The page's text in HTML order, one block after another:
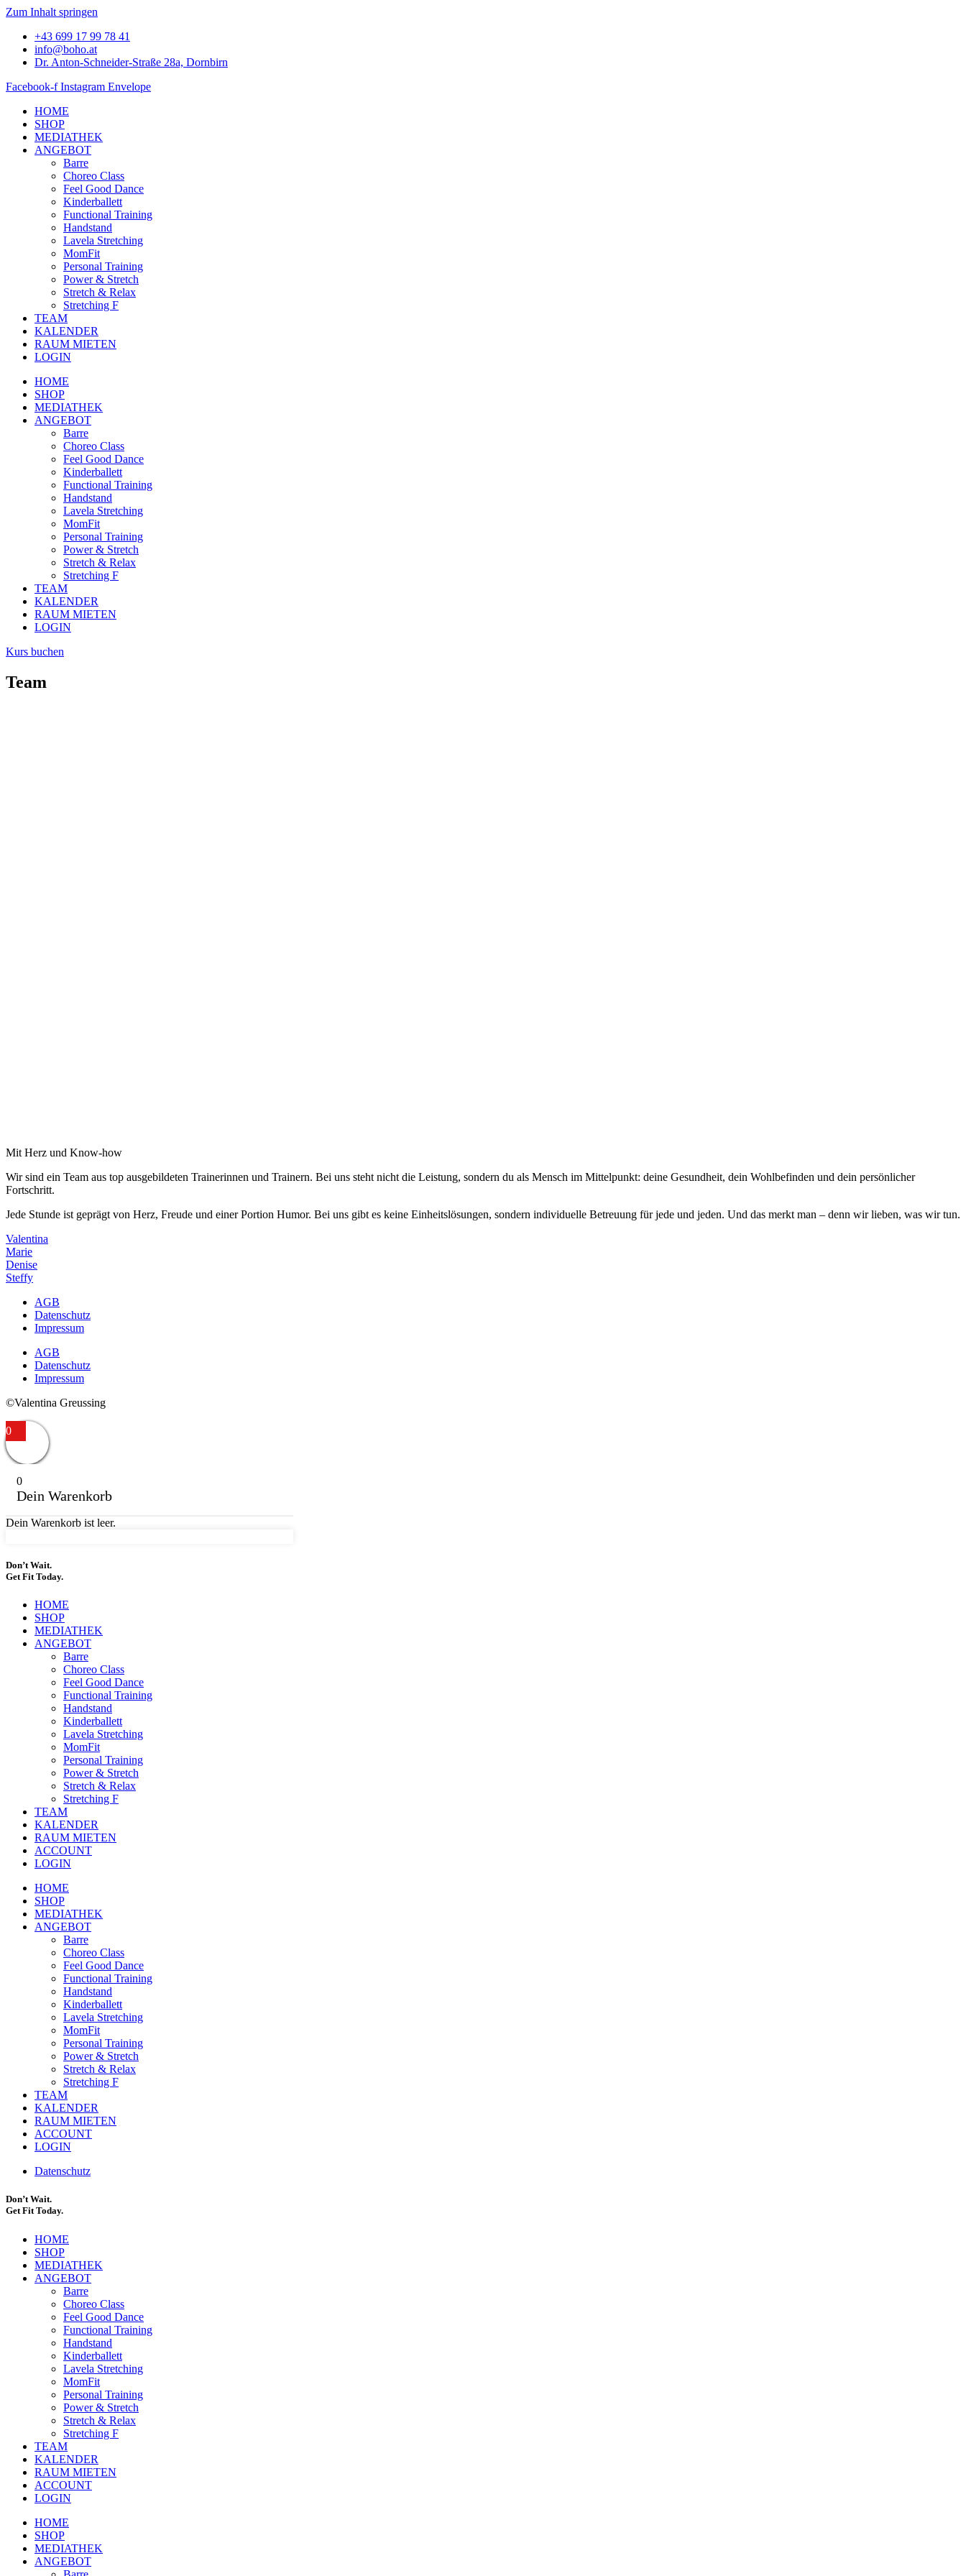
Zum Inhalt springen
+43 699 17 99 78 41
info@boho.at
Dr. Anton-Schneider-Straße 28a, Dornbirn
Facebook-f Instagram Envelope
HOME
SHOP
MEDIATHEK
ANGEBOT
Barre
Choreo Class
Feel Good Dance
Kinderballett
Functional Training
Handstand
Lavela Stretching
MomFit
Personal Training
Power & Stretch
Stretch & Relax
Stretching F
TEAM
KALENDER
RAUM MIETEN
LOGIN
HOME
SHOP
MEDIATHEK
ANGEBOT
Barre
Choreo Class
Feel Good Dance
Kinderballett
Functional Training
Handstand
Lavela Stretching
MomFit
Personal Training
Power & Stretch
Stretch & Relax
Stretching F
TEAM
KALENDER
RAUM MIETEN
LOGIN
Kurs buchen
Team
Mit Herz und Know-how
Wir sind ein Team aus top ausgebildeten Trainerinnen und Trainern. Bei uns steht nicht die Leistung, sondern du als Mensch im Mittelpunkt: deine Gesundheit, dein Wohlbefinden und dein persönlicher
Fortschritt.
Jede Stunde ist geprägt von Herz, Freude und einer Portion Humor. Bei uns gibt es keine Einheitslösungen, sondern individuelle Betreuung für jede und jeden. Und das merkt man – denn wir lieben, was wir tun.
Valentina
Marie
Denise
Steffy
AGB
Datenschutz
Impressum
AGB
Datenschutz
Impressum
©Valentina Greussing
0
0
Dein Warenkorb
Dein Warenkorb ist leer.
Don’t Wait.
Get Fit Today.
HOME
SHOP
MEDIATHEK
ANGEBOT
Barre
Choreo Class
Feel Good Dance
Functional Training
Handstand
Kinderballett
Lavela Stretching
MomFit
Personal Training
Power & Stretch
Stretch & Relax
Stretching F
TEAM
KALENDER
RAUM MIETEN
ACCOUNT
LOGIN
HOME
SHOP
MEDIATHEK
ANGEBOT
Barre
Choreo Class
Feel Good Dance
Functional Training
Handstand
Kinderballett
Lavela Stretching
MomFit
Personal Training
Power & Stretch
Stretch & Relax
Stretching F
TEAM
KALENDER
RAUM MIETEN
ACCOUNT
LOGIN
Datenschutz
Don’t Wait.
Get Fit Today.
HOME
SHOP
MEDIATHEK
ANGEBOT
Barre
Choreo Class
Feel Good Dance
Functional Training
Handstand
Kinderballett
Lavela Stretching
MomFit
Personal Training
Power & Stretch
Stretch & Relax
Stretching F
TEAM
KALENDER
RAUM MIETEN
ACCOUNT
LOGIN
HOME
SHOP
MEDIATHEK
ANGEBOT